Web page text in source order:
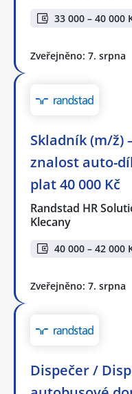
33 000 – 40 000
Zveřejněno: 7. srpna
Skladník (m/ž)
znalost auto-
plat 40 000 Kč
Randstad HR
Klecany
40 000 – 42 000
Zveřejněno: 7. srpna
Dispečer /